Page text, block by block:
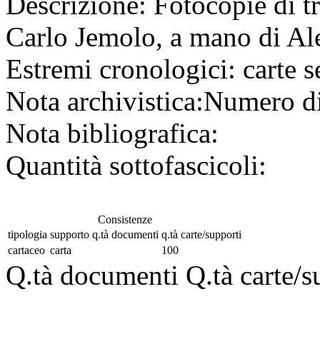
Carlo Jemolo, a mano di
Estremi cronologici: carte
Nota archivistica:Numero
Nota bibliografica:
Quantità sottofascicoli:
Consistenze
tipologia supporto q.tà documenti q.tà carte/supporti
cartaceo carta 100
Q.tà documenti Q.tà carte/